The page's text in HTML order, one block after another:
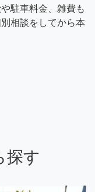
駐車料金、雑費も
相談をしてから本
探す